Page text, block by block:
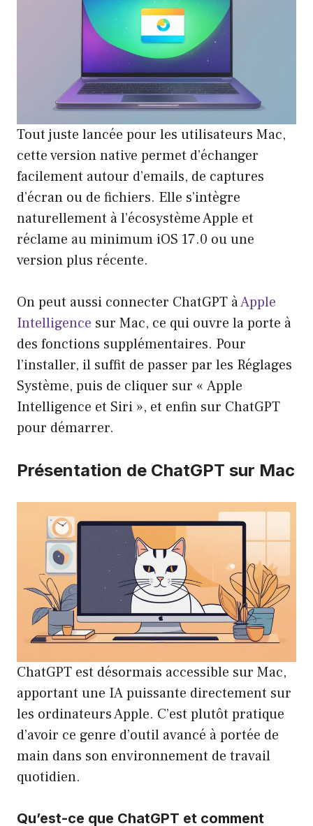
Tout juste lancée pour les utilisateurs Mac,
cette version native permet d’échanger
facilement autour d’emails, de captures
d’écran ou de fichiers. Elle s’intègre
naturellement à l’écosystème Apple et
réclame au minimum iOS 17.0 ou une
version plus récente.
On peut aussi connecter ChatGPT àApple
Intelligence sur Mac, ce qui ouvre la porte à
des fonctions supplémentaires. Pour
l’installer, il suffit de passer par les Réglages
Système, puis de cliquer sur « Apple
Intelligence et Siri », et enfin sur ChatGPT
pour démarrer.
Présentation de ChatGPT sur Mac
ChatGPT est désormais accessible sur Mac,
apportant une IA puissante directement sur
les ordinateurs Apple. C’est plutôt pratique
d’avoir ce genre d’outil avancé à portée de
main dans son environnement de travail
quotidien.
Qu’est-ce que ChatGPT et comment